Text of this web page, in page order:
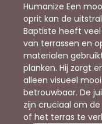
Humanize Een
oprit kan de
Baptiste heeft
van terrassen en
materialen
planken. Hij zorgt
alleen visueel
betrouwbaar. De
zijn cruciaal om
of het terras te